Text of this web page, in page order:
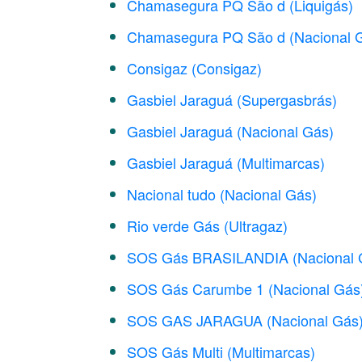
Chamasegura PQ São d (Liquigás)
Chamasegura PQ São d (Nacional
Consigaz (Consigaz)
Gasbiel Jaraguá (Supergasbrás)
Gasbiel Jaraguá (Nacional Gás)
Gasbiel Jaraguá (Multimarcas)
Nacional tudo (Nacional Gás)
Rio verde Gás (Ultragaz)
SOS Gás BRASILANDIA (Nacional
SOS Gás Carumbe 1 (Nacional
SOS GAS JARAGUA (Nacional Gás)
SOS Gás Multi (Multimarcas)